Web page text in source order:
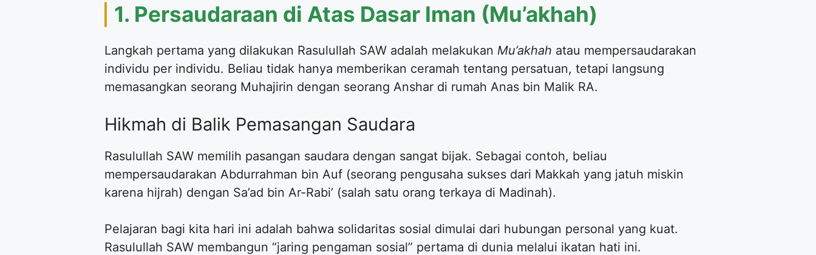
1. Persaudaraan di Atas Dasar Iman (Mu’akhah)
Langkah pertama yang dilakukan Rasulullah SAW adalah melakukan Mu’akhah atau mempersaudarakan
individu per individu. Beliau tidak hanya memberikan ceramah tentang persatuan, tetapi langsung
memasangkan seorang Muhajirin dengan seorang Anshar di rumah Anas bin Malik RA.
Hikmah di Balik Pemasangan Saudara
Rasulullah SAW memilih pasangan saudara dengan sangat bijak. Sebagai contoh, beliau
mempersaudarakan Abdurrahman bin Auf (seorang pengusaha sukses dari Makkah yang jatuh miskin
karena hijrah) dengan Sa’ad bin Ar-Rabi’ (salah satu orang terkaya di Madinah).
Pelajaran bagi kita hari ini adalah bahwa solidaritas sosial dimulai dari hubungan personal yang kuat.
Rasulullah SAW membangun “jaring pengaman sosial” pertama di dunia melalui ikatan hati ini.